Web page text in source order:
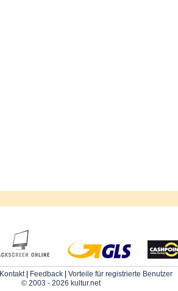
Kontakt| Feedback| Vorteile für registrierte Benutzer
© 2003 - 2026 kultur.net